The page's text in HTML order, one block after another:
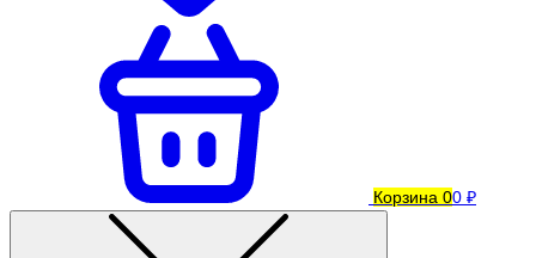
Корзина 00 ₽